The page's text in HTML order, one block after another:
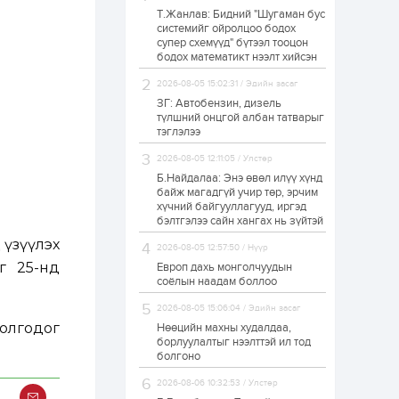
25-нд
Н.Номтойбаяр:
Аймгуудад
тулгамдаж буй
асуудлуудыг долоо
хоног бүр Засгийн
газрын...
1 өдөр 0
УИХ-ын дарга
С.Бямбацогт төрийг
тахих төрийн
тахилгад оролцлоо
1 өдөр 3 0
“Хотын дарга сонсож
байна” 150150 тусгай
дугаарыг
наймдугаар сарын
1 өдөр
“Чингис хаан” олон
улсын нисэх буудал
руу нийтийн тээврийн
автобус 24 цагаар
Т.Жанлав: Бидний "Шугаман бус
системийг ойролцоо бодох
супер схемүүд" бүтээл тооцон
бодох математикт нээлт хийсэн
2026-08-05 15:02:31 / Эдийн засаг
ЗГ: Автобензин, дизель
түлшний онцгой албан татварыг
тэглэлээ
2026-08-05 12:11:05 / Улстөр
Б.Найдалаа: Энэ өвөл илүү хүнд
байж магадгүй учир төр, эрчим
хүчний байгууллагууд, иргэд
бэлтгэлээ сайн хангах нь зүйтэй
2026-08-05 12:57:50 / Нүүр
Европ дахь монголчуудын
соёлын наадам боллоо
2026-08-05 15:06:04 / Эдийн засаг
Нөөцийн махны худалдаа,
борлуулалтыг нээлттэй ил тод
болгоно
2026-08-06 10:32:53 / Улстөр